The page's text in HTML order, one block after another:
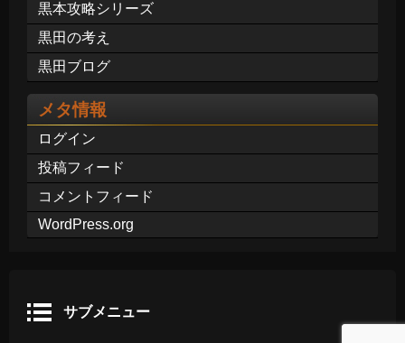
黒本攻略シリーズ
黒田の考え
黒田ブログ
メタ情報
ログイン
投稿フィード
コメントフィード
WordPress.org
サブメニュー